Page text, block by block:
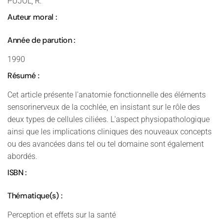
Auteur moral :
Année de parution :
1990
Résumé :
Cet article présente l'anatomie fonctionnelle des éléments
sensorinerveux de la cochlée, en insistant sur le rôle des
deux types de cellules ciliées. L'aspect physiopathologique
ainsi que les implications cliniques des nouveaux concepts
ou des avancées dans tel ou tel domaine sont également
abordés.
ISBN :
Thématique(s) :
Perception et effets sur la santé